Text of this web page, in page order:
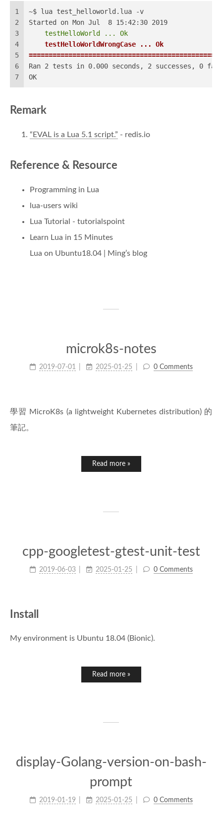
1
2
3
4
5
6
7
~$ lua test_helloworld.lua -v
Started on Mon Jul  8 15:42:30 2019
    testHelloWorld ... Ok
    testHelloWorldWrongCase ... Ok
Ran 2 tests in 0.000 seconds, 2 successes, 0
OK
Remark
“EVAL is a Lua 5.1 script.” - redis.io
Reference & Resource
Programming in Lua
lua-users wiki
Lua Tutorial - tutorialspoint
Learn Lua in 15 Minutes
Lua on Ubuntu18.04 | Ming’s blog
microk8s-notes
2019-07-01 2025-01-25 0 Comments
學習 MicroK8s (a lightweight Kubernetes distribution) 的
筆記。
Read more »
cpp-googletest-gtest-unit-test
2019-06-03 2025-01-25 0 Comments
Install
My environment is Ubuntu 18.04 (Bionic).
Read more »
display-Golang-version-on-bash-
prompt
2019-01-19 2025-01-25 0 Comments